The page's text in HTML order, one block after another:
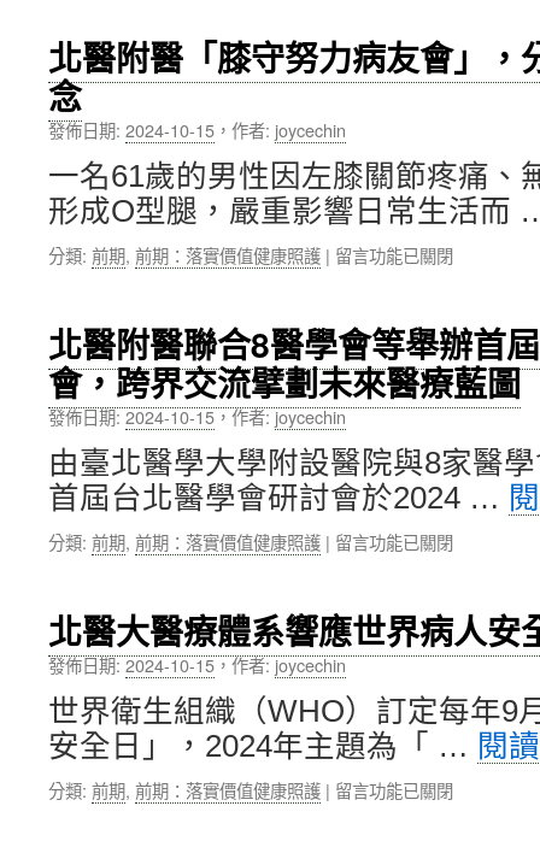
中創
手
術〉
進
入
老
也
是
新
的
開
始，
醫
院
董
劭
偉
醫
師
談
性
期〉
中
北醫附醫「膝守努力病友會」，
念
發佈日期: 2024-10-15 ， 作者: joycechin
一名61歲的男性因左膝關節疼痛、
形成O型腿，嚴重影響日常生活而
分類: 前期, 前期：落實價值健康照護 | 在
附
醫
「膝
守
努
力
病
友
會」，
分
膝
手
術
觀
念〉
中
留言功能已關閉
北醫附醫聯合8醫學會等舉辦首
會，跨界交流擘劃未來醫療藍圖
發佈日期:2024-10-15，作者: joycechin
由臺北醫學大學附設醫院與8家醫
首屆台北醫學會研討會於2024 …
分類: 前期, 前期：落實價值健康照護 | 在
附
醫
聯
合
8
醫
學
會
等
留言功能已關閉
北醫大醫療體系響應世界病人安
發佈日期:2024-10-15，作者: joycechin
世界衛生組織（WHO）訂定每年9
安全日」，2024年主題為「 … 閱
分類: 前期, 前期：落實價值健康照護 | 在
留言功能已關閉